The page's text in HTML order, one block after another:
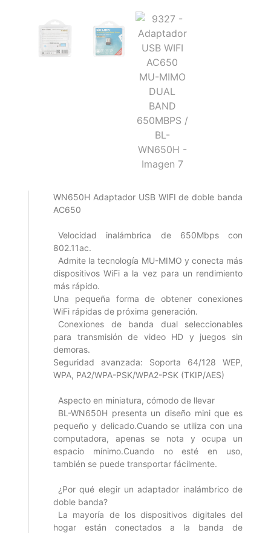
WN650H Adaptador USB WIFI de doble banda
AC650
Velocidad inalámbrica de 650Mbps con
802.11ac.
Admite la tecnología MU-MIMO y conecta más
dispositivos WiFi a la vez para un rendimiento
más rápido.
Una pequeña forma de obtener conexiones
WiFi rápidas de próxima generación.
Conexiones de banda dual seleccionables
para transmisión de video HD y juegos sin
demoras.
Seguridad avanzada: Soporta 64/128 WEP,
WPA, PA2/WPA-PSK/WPA2-PSK (TKIP/AES)
Aspecto en miniatura, cómodo de llevar
BL-WN650H presenta un diseño mini que es
pequeño y delicado.Cuando se utiliza con una
computadora, apenas se nota y ocupa un
espacio mínimo.Cuando no esté en uso,
también se puede transportar fácilmente.
¿Por qué elegir un adaptador inalámbrico de
doble banda?
La mayoría de los dispositivos digitales del
hogar están conectados a la banda de